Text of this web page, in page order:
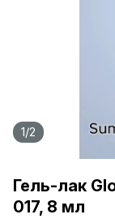
1/2
Гель-лак
017, 8 мл